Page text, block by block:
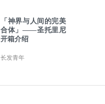
「神界与人间的完美
合体」——圣托里尼
开箱介绍
长发青年